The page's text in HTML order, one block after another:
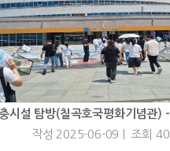
시설 탐방(칠곡호국평화기념관)
작성 2025-06-09 | 조회